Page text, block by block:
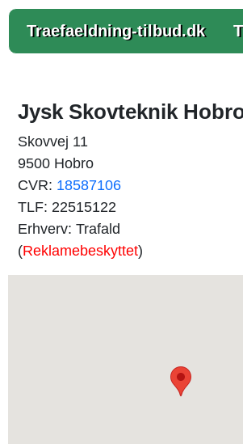
Traefaeldning-tilbud.dk
Jysk Skovteknik
Skovvej 11
9500 Hobro
CVR: 18587106
TLF: 22515122
Erhverv: Trafald
(Reklamebeskyttet)